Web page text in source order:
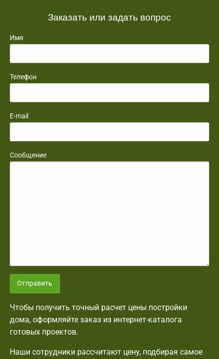
Заказать или задать вопрос
Имя
Телефон
E-mail
Сообщение
Отправить
Чтобы получить точный расчет цены постройки
дома, оформляйте заказ из интернет-каталога
готовых проектов.
Наши сотрудники рассчитают цену, подбирая самое